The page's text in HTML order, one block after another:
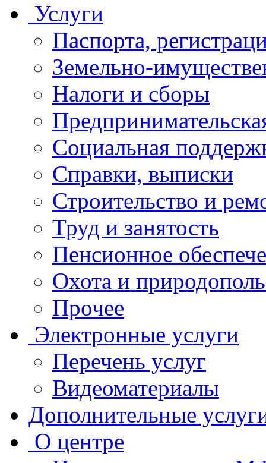
Услуги
Паспорта,
Земельно-
Налоги и сборы
Социальная
Справки, выписки
Строительство и
Труд и занятость
Пенсионное
Охота и
Прочее
Электронные услуги
Перечень услуг
Видеоматериалы
Дополнительные
О центре